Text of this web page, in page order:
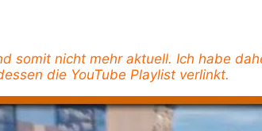
somit nicht mehr aktuell. Ich habe
die YouTube Playlist verlinkt.